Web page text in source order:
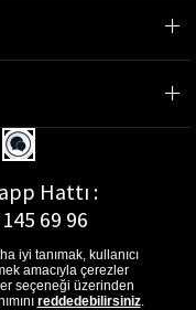
Hattı :
69 96
iyi tanımak, kullanıcı
amacıyla çerezler
seçeneği üzerinden
reddedebilirsiniz.